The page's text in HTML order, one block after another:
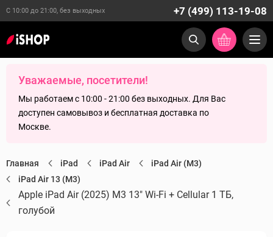
С 10:00 до 21:00, без выходных +7 (499) 113-19-08
Уважаемые, посетители!
Мы работаем с 10:00 - 21:00 без выходных. Для Вас
доступен самовывоз и бесплатная доставка по
Москве.
Главная iPad iPad Air
iPad Air (M3)
iPad Air 13 (M3)
Apple iPad Air (2025) M3 13" Wi-Fi + Cellular 1 ТБ,
голубой